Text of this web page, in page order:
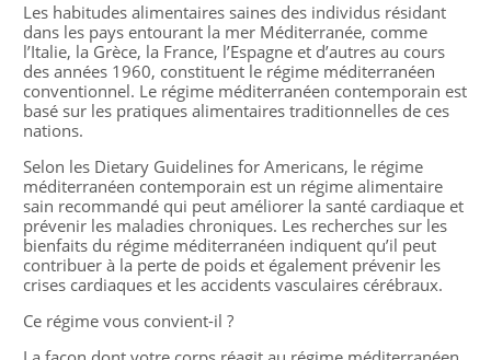
Les habitudes alimentaires saines des individus résidant
dans les pays entourant la mer Méditerranée, comme
l’Italie, la Grèce, la France, l’Espagne et d’autres au cours
des années 1960, constituent le régime méditerranéen
conventionnel. Le régime méditerranéen contemporain est
basé sur les pratiques alimentaires traditionnelles de ces
nations.
Selon les Dietary Guidelines for Americans, le régime
méditerranéen contemporain est un régime alimentaire
sain recommandé qui peut améliorer la santé cardiaque et
prévenir les maladies chroniques. Les recherches sur les
bienfaits du régime méditerranéen indiquent qu’il peut
contribuer à la perte de poids et également prévenir les
crises cardiaques et les accidents vasculaires cérébraux.
Ce régime vous convient-il ?